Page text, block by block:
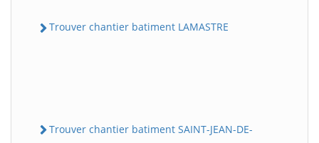
Trouver chantier batiment LAMASTRE
Trouver chantier batiment SAINT-JEAN-DE-